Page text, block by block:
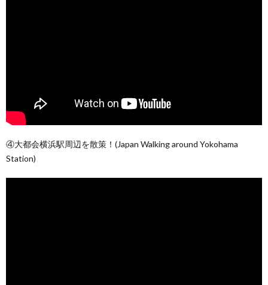
④大都会横浜駅周辺を散策！(Japan Walking around Yokohama
Station)